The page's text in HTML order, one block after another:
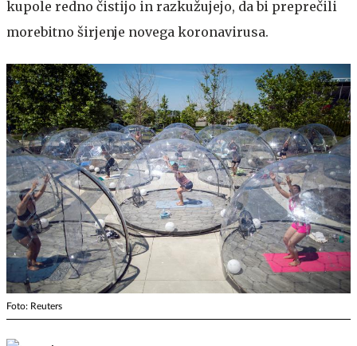
kupole redno čistijo in razkužujejo, da bi preprečili
morebitno širjenje novega koronavirusa.
Foto: Reuters